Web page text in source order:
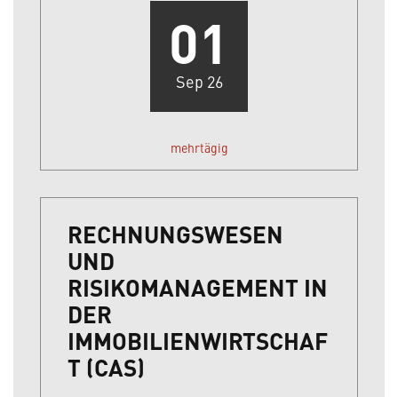
01
Sep 26
mehrtägig
RECHNUNGSWESEN
UND
RISIKOMANAGEMENT IN
DER
IMMOBILIENWIRTSCHAF
T (CAS)